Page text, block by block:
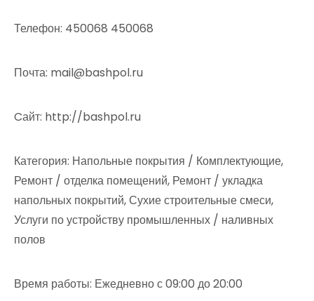
Телефон: 450068 450068
Почта: mail@bashpol.ru
Cайт: http://bashpol.ru
Категория: Напольные покрытия / Комплектующие,
Ремонт / отделка помещений, Ремонт / укладка
напольных покрытий, Сухие строительные смеси,
Услуги по устройству промышленных / наливных
полов
Время работы: Ежедневно с 09:00 до 20:00